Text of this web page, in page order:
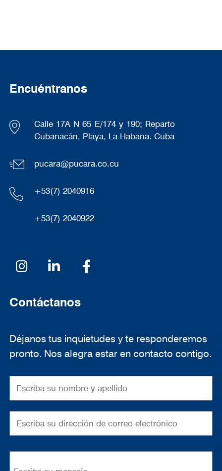
Encuéntranos
Calle 17A N 65 E/174 y 190; Reparto
Cubanacán, Playa, La Habana. Cuba
pucara@pucara.co.cu
+53(7) 2040916
+53(7) 2040922
Contáctanos
Déjanos tus inquietudes y te responderemos
pronto. Nos alegra estar en contacto contigo.